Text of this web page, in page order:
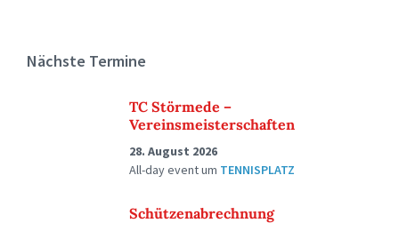
Nächste Termine
TC Störmede –
Vereinsmeisterschaften
28. August 2026
All-day eventum TENNISPLATZ
Schützenabrechnung